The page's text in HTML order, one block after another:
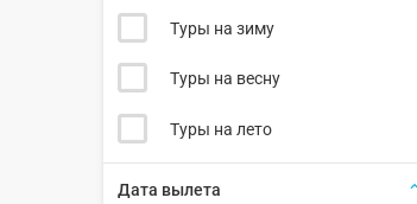
Туры на зиму
Туры на весну
Туры на лето
Дата вылета